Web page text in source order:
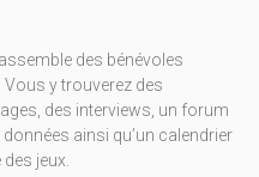
des bénévoles
y trouverez des
des interviews, un forum
ainsi qu’un calendrier
jeux.